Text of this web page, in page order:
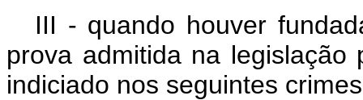
III - quando houver
prova admitida na
indiciado nos seguintes